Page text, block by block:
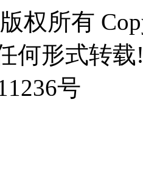
权所有
何形式转
号